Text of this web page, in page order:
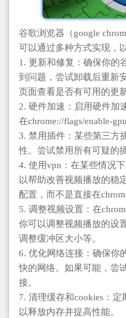
谷歌浏览器（google
可以通过多种方式实现，
1. 更新和修复：确保你的
到问题，尝试卸载后重新
页面查看是否有可用的更新
2. 硬件加速：启用硬件加
在chrome://flags/enable-
3. 禁用插件：某些第三方
性。尝试禁用所有可疑的
4. 使用vpn：在某些情况
以帮助改善视频播放的稳
配置，而不是直接在
5. 调整视频设置：在
你可以调整视频播放的设
调整缓冲区大小等。
6. 优化网络连接：确保你
快的网络。如果可能，尝
接。
7. 清理缓存和cookies：
以释放内存并提高性能。